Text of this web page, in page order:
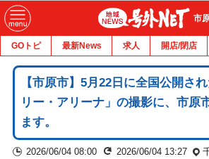
市
GOトピ 最新News 求人 開店/閉店
【市原市】5月22日に全国公開さ
リー・アリーナ」の撮影に、市原
ます。
2026/06/04 08:00 2026/06/04 13:27